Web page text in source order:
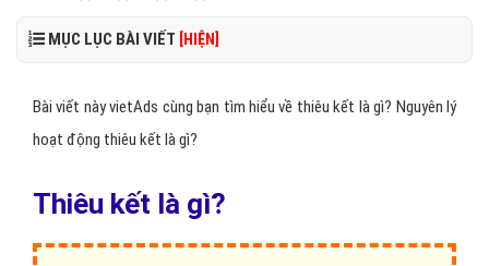
MỤC LỤC BÀI VIẾT [HIỆN]
Bài viết này vietAds cùng bạn tìm hiểu về thiêu kết là gì? Nguyên lý
hoạt động thiêu kết là gì?
Thiêu kết là gì?